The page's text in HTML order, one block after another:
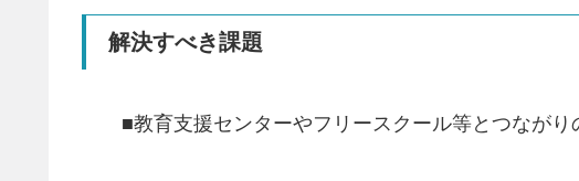
解決すべき課題
■教育支援センターやフリースクール等とつなが